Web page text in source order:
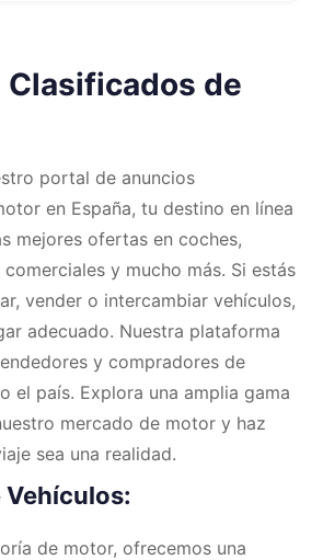
Clasificados de
portal de anuncios
en España, tu destino en línea
mejores ofertas en coches,
y mucho más. Si estás
vender o intercambiar vehículos,
adecuado. Nuestra plataforma
y compradores de
el país. Explora una amplia gama
mercado de motor y haz
sea una realidad.
Vehículos:
de motor, ofrecemos una